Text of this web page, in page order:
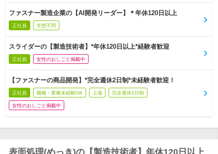
ファスナー製造企業の【AI開発リーダー】＊年休120日以上
正社員 学歴不問
スライダーの【製造技術者】*年休120日以上*経験者歓迎
正社員 女性のおしごと掲載中
【ファスナーの商品開発】*完全週休2日制*未経験者歓迎！
正社員 職種・業種未経験OK 上場 完全週休2日制
女性のおしごと掲載中
表面処理(めっき)の【製造技術者】年休120日以上